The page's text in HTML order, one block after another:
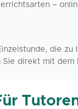
–
die zu
Sie direkt mit dem